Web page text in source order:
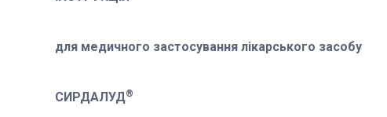
для медичного застосування лікарського засобу
СИРДАЛУД®